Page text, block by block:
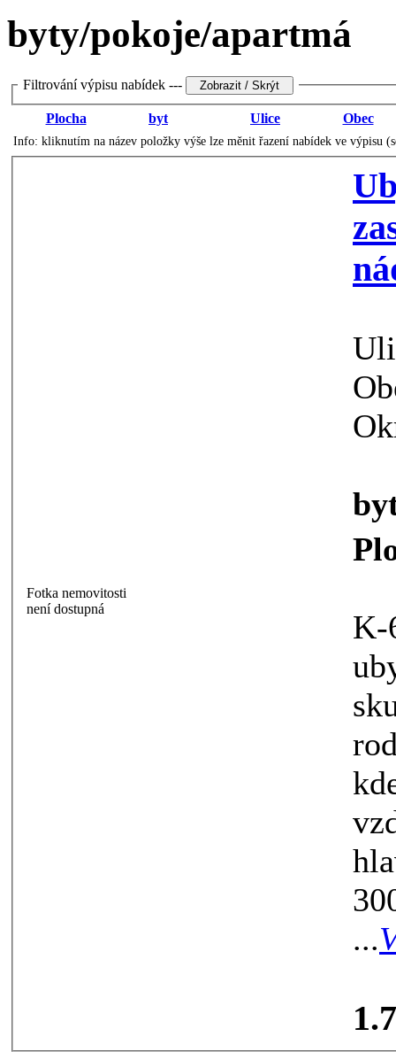
byty/pokoje/apartmá
Filtrování výpisu nabídek ---
Plocha byt Ulice Obec
Info: kliknutím na název položky výše lze měnit řazení nabídek ve výpisu
Fotka nemovitosti
není dostupná
K-64 -
skupinu
kde je možnost
300m,
...